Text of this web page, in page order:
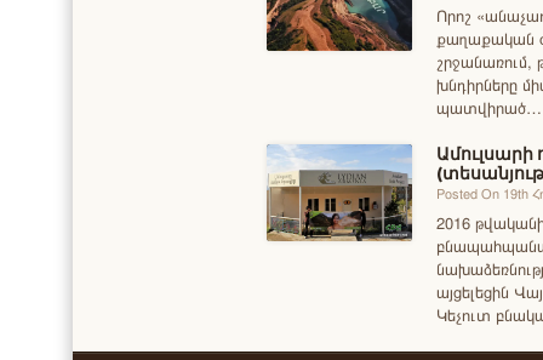
Որոշ
քաղաքական
խնդիրները
պատվիրած…
Posted On 19th
2016
այցելեցին
Կեչուտ